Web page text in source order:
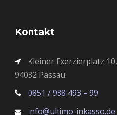
Kontakt
Kleiner Exerzierplatz 10,
94032 Passau
0851 / 988 493 – 99
info@ultimo-inkasso.de